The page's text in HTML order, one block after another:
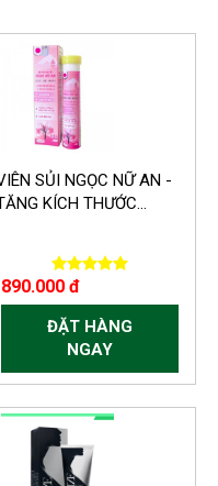
SỦI NGỌC NỮ AN -
KÍCH THƯỚC...
890.000 đ
ĐẶT HÀNG
NGAY
-300.000 VND